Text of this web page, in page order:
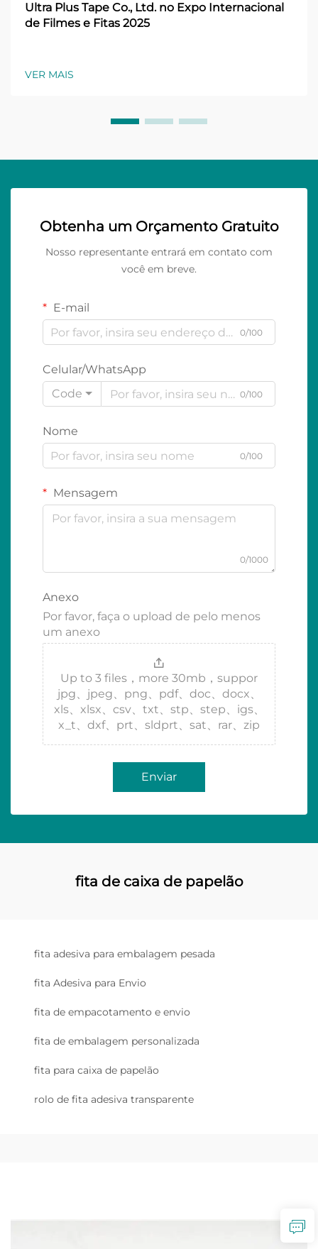
Ultra Plus Tape Co., Ltd. no Expo Internacional
de Filmes e Fitas 2025
VER MAIS
Obtenha um Orçamento Gratuito
Nosso representante entrará em contato com
você em breve.
E-mail
0/100
Celular/WhatsApp
Code
0/100
Nome
0/100
Mensagem
0/1000
Anexo
Por favor, faça o upload de pelo menos
um anexo
Up to 3 files，more 30mb，suppor
jpg、jpeg、png、pdf、doc、docx、
xls、xlsx、csv、txt、stp、step、igs、
x_t、dxf、prt、sldprt、sat、rar、zip
Enviar
fita de caixa de papelão
fita adesiva para embalagem pesada
fita Adesiva para Envio
fita de empacotamento e envio
fita de embalagem personalizada
fita para caixa de papelão
rolo de fita adesiva transparente